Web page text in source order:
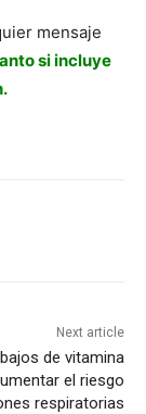
mensaje
si incluye
Next article
de vitamina
el riesgo
respiratorias